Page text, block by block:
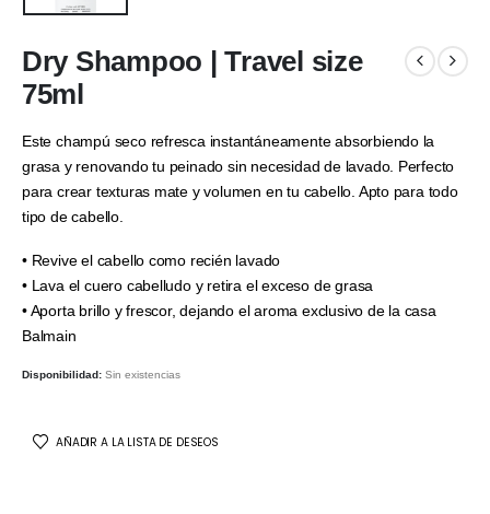
Dry Shampoo | Travel size
75ml
Este champú seco refresca instantáneamente absorbiendo la
grasa y renovando tu peinado sin necesidad de lavado. Perfecto
para crear texturas mate y volumen en tu cabello. Apto para todo
tipo de cabello.
• Revive el cabello como recién lavado
• Lava el cuero cabelludo y retira el exceso de grasa
• Aporta brillo y frescor, dejando el aroma exclusivo de la casa
Balmain
Disponibilidad: Sin existencias
AÑADIR A LA LISTA DE DESEOS